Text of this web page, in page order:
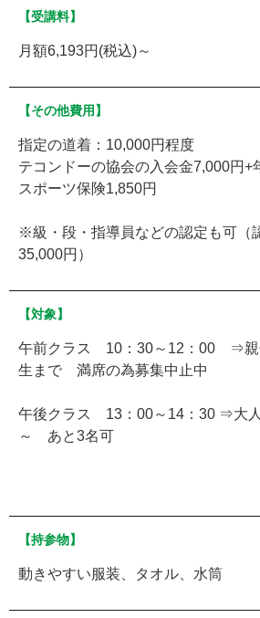
【受講料】
月額6,193円(税込)～
【その他費用】
指定の道着：10,000円程度
テコンドーの協会の入会金7,000円+
スポーツ保険1,850円
※級・段・指導員などの認定も可（
35,000円）
【対象】
午前クラス 10：30～12：00 ⇒親
生まで 満席の為募集中止中
午後クラス 13：00～14：30 ⇒大
～ あと3名可
【持参物】
動きやすい服装、タオル、水筒